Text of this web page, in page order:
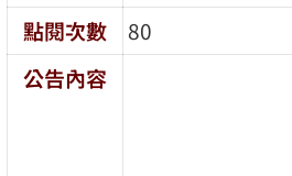
點閱次數
80
公告內容